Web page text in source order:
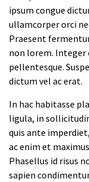
ipsum congue
ullamcorper orci
Praesent
non lorem. Integer
pellentesque.
dictum vel ac erat.
In hac habitasse
ligula, in
quis ante
ac enim et
Phasellus id risus
sapien